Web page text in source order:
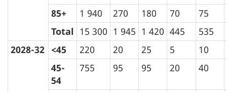
85+ 1 940 270 180 70
75
Total 15 300 1 945 1 420 445
535
2028-32 <45 220 20 25 5
10
45-
54
755 95 95 20 40